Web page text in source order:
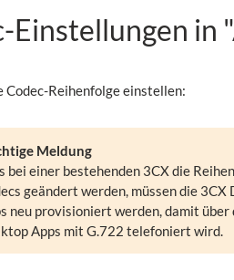
Einstellungen in
Codec-Reihenfolge einstellen:
Meldung
bei einer bestehenden 3CX die
geändert werden, müssen die 3CX
neu provisioniert werden, damit über
Apps mit G.722 telefoniert wird.